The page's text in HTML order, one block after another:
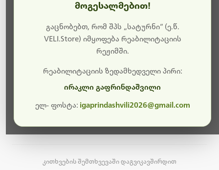
ბოდიშს გიხდით შეფერხებისთვის. ამჟამად
მიმდინარეობს საიტის განახლება და ტექნიკური
სამუშაოები.
მალე ისევ ხელმისაწვდომი იქნება. გმადლობთ
კითხვების შემთხვევაში დაგვიკავშირდით
მოგესალმებით!
გაცნობებთ, რომ შპს „სატურნი“ (ე.წ.
VELI.Store) იმყოფება რეაბილიტაციის
რეჟიმში.
რეაბილიტაციის ზედამხედველი პირი:
ირაკლი გაფრინდაშვილი
ელ- ფოსტა: igaprindashvili2026@gmail.com